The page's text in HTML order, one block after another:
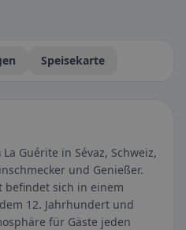
Speisekarte
La Guérite in Sévaz, Schweiz,
und Genießer.
befindet sich in einem
12. Jahrhundert und
für Gäste jeden